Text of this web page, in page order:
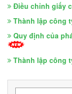
Điều chỉnh giấy
Thành lập công
Quy định của
Thành lập công